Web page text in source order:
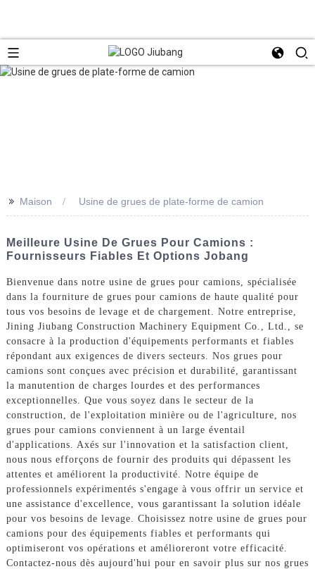
>> Maison Usine de grues de plate-forme de camion
Meilleure Usine De Grues Pour Camions :
Fournisseurs Fiables Et Options Jobang
Bienvenue dans notre usine de grues pour camions, spécialisée
dans la fourniture de grues pour camions de haute qualité pour
tous vos besoins de levage et de chargement. Notre entreprise,
Jining Jiubang Construction Machinery Equipment Co., Ltd., se
consacre à la production d'équipements performants et fiables
répondant aux exigences de divers secteurs. Nos grues pour
camions sont conçues avec précision et durabilité, garantissant
la manutention de charges lourdes et des performances
exceptionnelles. Que vous soyez dans le secteur de la
construction, de l'exploitation minière ou de l'agriculture, nos
grues pour camions conviennent à un large éventail
d'applications. Axés sur l'innovation et la satisfaction client,
nous nous efforçons de fournir des produits qui dépassent les
attentes et améliorent la productivité. Notre équipe de
professionnels expérimentés s'engage à vous offrir un service et
une assistance d'excellence, vous garantissant la solution idéale
pour vos besoins de levage. Choisissez notre usine de grues pour
camions pour des équipements fiables et performants qui
optimiseront vos opérations et amélioreront votre efficacité.
Contactez-nous dès aujourd'hui pour en savoir plus sur nos grues